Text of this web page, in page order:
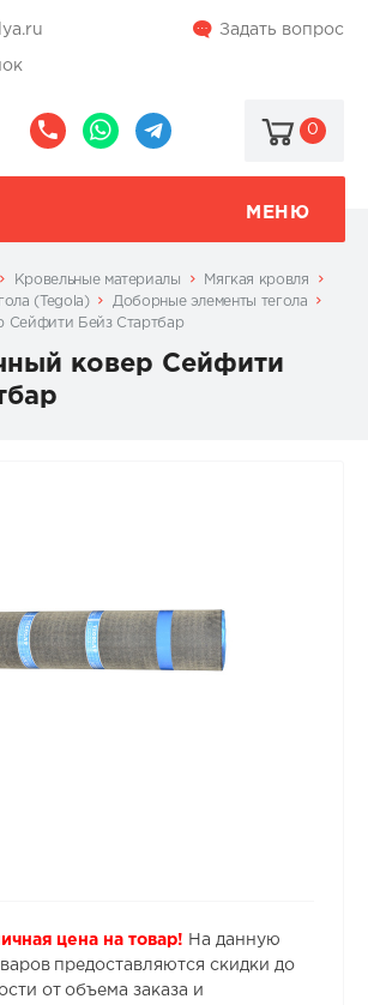
Задать вопрос
0
МЕНЮ
Кровельные материалы
Мягкая кровля
(Tegola)
Доборные элементы тегола
Сейфити Бейз Стартбар
ковер Сейфити
цена на товар! На данную
предоставляются скидки до
от объема заказа и